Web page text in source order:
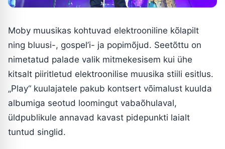
Moby muusikas kohtuvad elektrooniline kõlapilt
ning bluusi-, gospel’i- ja popimõjud. Seetõttu on
nimetatud palade valik mitmekesisem kui ühe
kitsalt piiritletud elektroonilise muusika stiili esitlus.
„Play“ kuulajatele pakub kontsert võimalust kuulda
albumiga seotud loomingut vabaõhulaval,
üldpublikule annavad kavast pidepunkti laialt
tuntud singlid.